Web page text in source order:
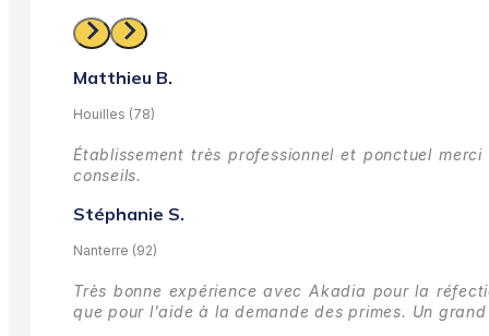
Matthieu B.
Houilles (78)
Établissement très professionnel et ponctuel
conseils.
Stéphanie S.
Nanterre (92)
Très bonne expérience avec Akadia pour la
que pour l'aide à la demande des primes. Un